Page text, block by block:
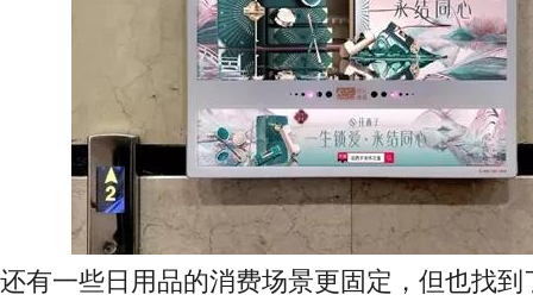
还有一些日用品的消费场景更固定，但也找到